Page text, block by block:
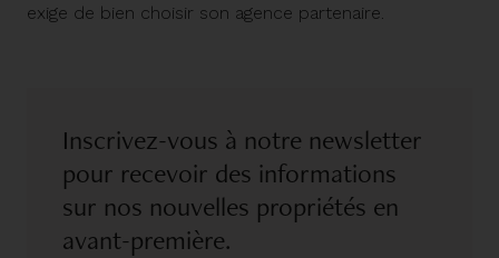
exige de bien choisir son agence partenaire.
Inscrivez-vous à notre newsletter
pour recevoir des informations
sur nos nouvelles propriétés en
avant-première.